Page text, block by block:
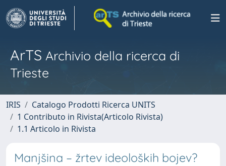
ArTS Archivio della ricerca di
Trieste
IRIS
Catalogo Prodotti Ricerca UNITS
1 Contributo in Rivista(Articolo Rivista)
1.1 Articolo in Rivista
Manjšina – žrtev ideoloških bojev?